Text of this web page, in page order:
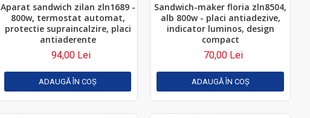
Aparat sandwich zilan zln1689 -
800w, termostat automat,
protectie supraincalzire, placi
antiaderente
94,00 Lei
ADAUGĂ ÎN COŞ
Sandwich-maker floria zln8504,
alb 800w - placi antiadezive,
indicator luminos, design
compact
70,00 Lei
ADAUGĂ ÎN COŞ